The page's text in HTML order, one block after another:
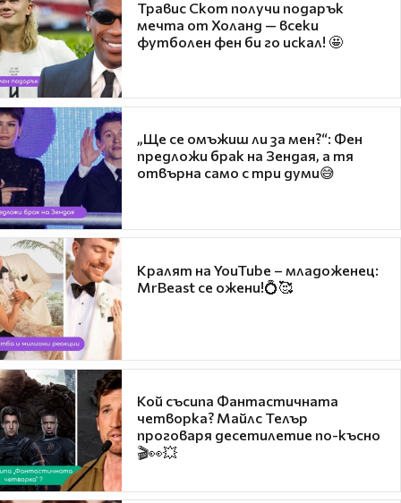
Травис Скот получи подарък
мечта от Холанд — всеки
футболен фен би го искал! 🤩
„Ще се омъжиш ли за мен?“: Фен
предложи брак на Зендая, а тя
отвърна само с три думи😅
Кралят на YouTube – младоженец:
MrBeast се ожени!💍🥰
Кой съсипа Фантастичната
четворка? Майлс Телър
проговаря десетилетие по-късно
🎬👀💥